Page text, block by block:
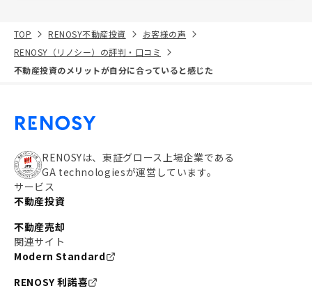
TOP RENOSY不動産投資
お客様の声
RENOSY（リノシー）の評判・口コミ
不動産投資のメリットが自分に合っていると感じた
RENOSYは、東証グロース上場企業である
GA technologiesが運営しています。
サービス
不動産投資
不動産売却
関連サイト
Modern Standard
RENOSY 利諾喜